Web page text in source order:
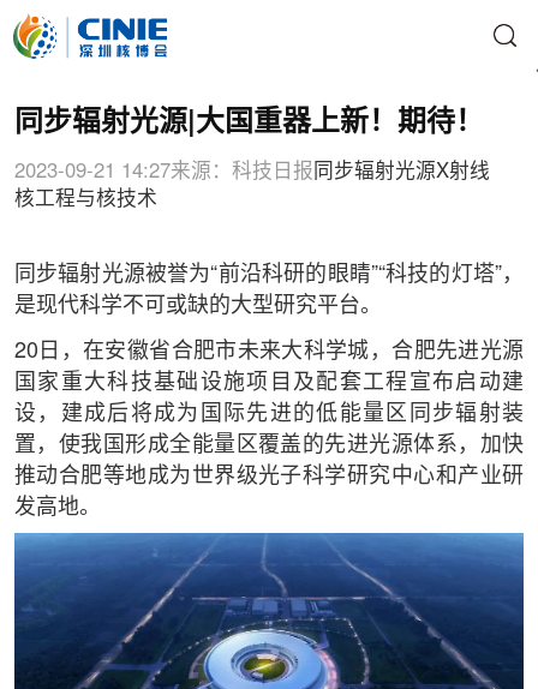
同步辐射光源|大国重器上新！期待！
2023-09-21 14:27来源：科技日报 同步辐射光源X射线
核工程与核技术
同步辐射光源被誉为“前沿科研的眼睛”“科技的灯塔”，
是现代科学不可或缺的大型研究平台。
20日，在安徽省合肥市未来大科学城，合肥先进光源
国家重大科技基础设施项目及配套工程宣布启动建
设，建成后将成为国际先进的低能量区同步辐射装
置，使我国形成全能量区覆盖的先进光源体系，加快
推动合肥等地成为世界级光子科学研究中心和产业研
发高地。